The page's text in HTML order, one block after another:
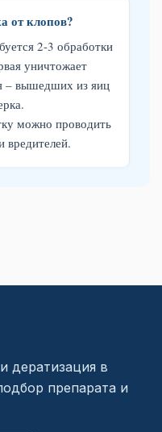
от клопов?
2-3 обработки
уничтожает
– вышедших из яиц
можно проводить
вредителей.
дератизация в
препарата и